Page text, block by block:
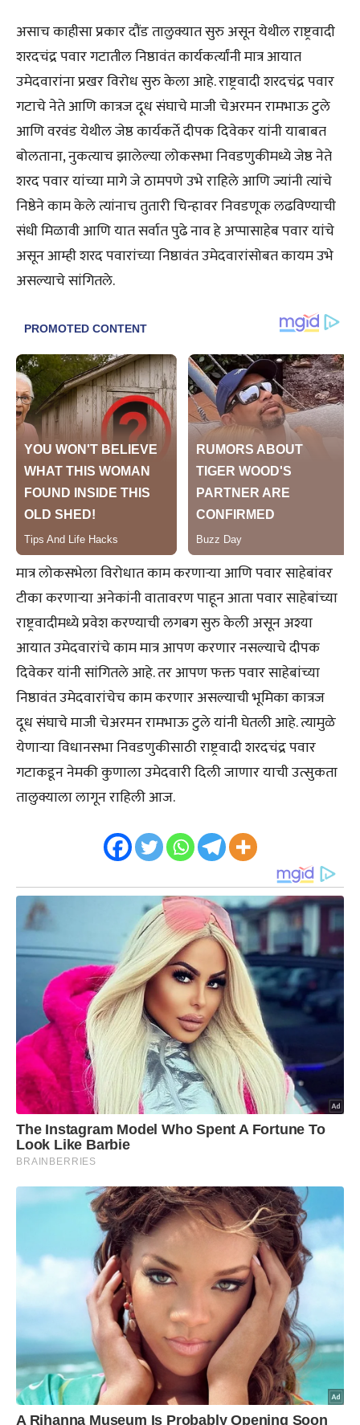
असाच काहीसा प्रकार दौंड तालुक्यात सुरु असून येथील राष्ट्रवादी
शरदचंद्र पवार गटातील निष्ठावंत कार्यकर्त्यांनी मात्र आयात
उमेदवारांना प्रखर विरोध सुरु केला आहे. राष्ट्रवादी शरदचंद्र पवार
गटाचे नेते आणि कात्रज दूध संघाचे माजी चेअरमन रामभाऊ टुले
आणि वरवंड येथील जेष्ठ कार्यकर्ते दीपक दिवेकर यांनी याबाबत
बोलताना, नुकत्याच झालेल्या लोकसभा निवडणुकीमध्ये जेष्ठ नेते
शरद पवार यांच्या मागे जे ठामपणे उभे राहिले आणि ज्यांनी त्यांचे
निष्ठेने काम केले त्यांनाच तुतारी चिन्हावर निवडणूक लढविण्याची
संधी मिळावी आणि यात सर्वात पुढे नाव हे अप्पासाहेब पवार यांचे
असून आम्ही शरद पवारांच्या निष्ठावंत उमेदवारांसोबत कायम उभे
असल्याचे सांगितले.
मात्र लोकसभेला विरोधात काम करणाऱ्या आणि पवार साहेबांवर
टीका करणाऱ्या अनेकांनी वातावरण पाहून आता पवार साहेबांच्या
राष्ट्रवादीमध्ये प्रवेश करण्याची लगबग सुरु केली असून अश्या
आयात उमेदवारांचे काम मात्र आपण करणार नसल्याचे दीपक
दिवेकर यांनी सांगितले आहे. तर आपण फक्त पवार साहेबांच्या
निष्ठावंत उमेदवारांचेच काम करणार असल्याची भूमिका कात्रज
दूध संघाचे माजी चेअरमन रामभाऊ टुले यांनी घेतली आहे. त्यामुळे
येणाऱ्या विधानसभा निवडणुकीसाठी राष्ट्रवादी शरदचंद्र पवार
गटाकडून नेमकी कुणाला उमेदवारी दिली जाणार याची उत्सुकता
तालुक्याला लागून राहिली आज.